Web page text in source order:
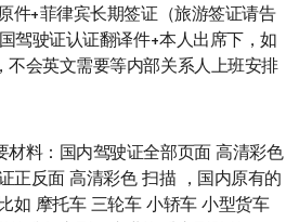
件+菲律宾长期签证（旅游签证请告
驾驶证认证翻译件+本人出席下，如
不会英文需要等内部关系人上班安排
材料：国内驾驶证全部页面 高清彩色
正反面 高清彩色 扫描 ，国内原有的
如 摩托车 三轮车 小轿车 小型货车